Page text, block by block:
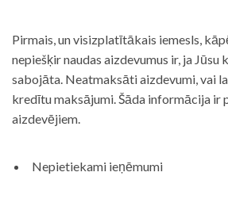
Pirmais, un visizplatītākais iemesls,
nepiešķir naudas aizdevumus ir, ja
sabojāta. Neatmaksāti aizdevumi, vai
kredītu maksājumi. Šāda informācija ir
aizdevējiem.
Nepietiekami ieņēmumi